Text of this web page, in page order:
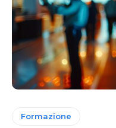
Formazione